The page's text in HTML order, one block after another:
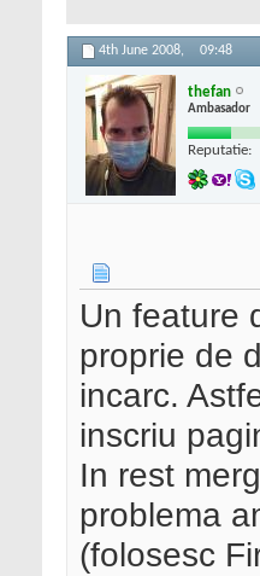
4th June 2008, 09:48
thefan
Ambasador
Reputatie:
Un feature
proprie de
incarc.
inscriu
In rest
problema
(folosesc